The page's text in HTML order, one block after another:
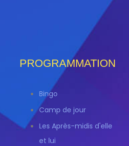
PROGRAMMATION
Bingo
Camp de jour
Les Après-midis d'elle
et lui